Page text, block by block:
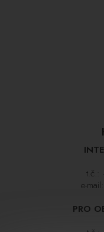
t.č.:
e-mail:
PRO